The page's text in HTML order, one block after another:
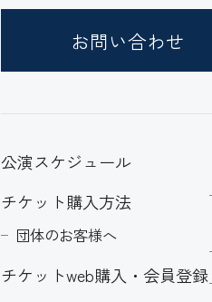
お問い合わせ
公演スケジュール
チケット購入方法
団体のお客様へ
チケットweb購入・会員登録